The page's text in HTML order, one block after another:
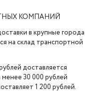
КОМПАНИЙ
в крупные города
на склад транспортной
доставляется
30 000 рублей
1 200 рублей.